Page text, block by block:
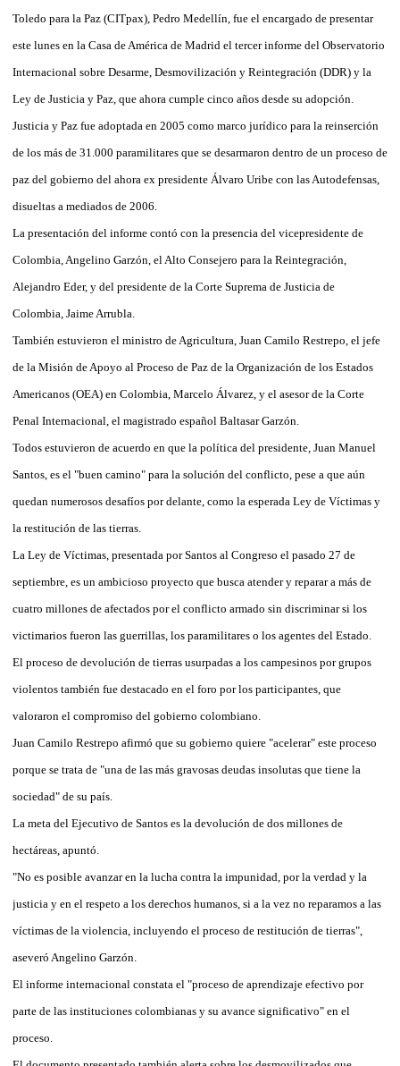
Toledo para la Paz (CITpax), Pedro Medellín, fue el encargado de presentar
este lunes en la Casa de América de Madrid el tercer informe del Observatorio
Internacional sobre Desarme, Desmovilización y Reintegración (DDR) y la
Ley de Justicia y Paz, que ahora cumple cinco años desde su adopción.
Justicia y Paz fue adoptada en 2005 como marco jurídico para la reinserción
de los más de 31.000 paramilitares que se desarmaron dentro de un proceso de
paz del gobierno del ahora ex presidente Álvaro Uribe con las Autodefensas,
disueltas a mediados de 2006.
La presentación del informe contó con la presencia del vicepresidente de
Colombia, Angelino Garzón, el Alto Consejero para la Reintegración,
Alejandro Eder, y del presidente de la Corte Suprema de Justicia de
Colombia, Jaime Arrubla.
También estuvieron el ministro de Agricultura, Juan Camilo Restrepo, el jefe
de la Misión de Apoyo al Proceso de Paz de la Organización de los Estados
Americanos (OEA) en Colombia, Marcelo Álvarez, y el asesor de la Corte
Penal Internacional, el magistrado español Baltasar Garzón.
Todos estuvieron de acuerdo en que la política del presidente, Juan Manuel
Santos, es el "buen camino" para la solución del conflicto, pese a que aún
quedan numerosos desafíos por delante, como la esperada Ley de Víctimas y
la restitución de las tierras.
La Ley de Víctimas, presentada por Santos al Congreso el pasado 27 de
septiembre, es un ambicioso proyecto que busca atender y reparar a más de
cuatro millones de afectados por el conflicto armado sin discriminar si los
victimarios fueron las guerrillas, los paramilitares o los agentes del Estado.
El proceso de devolución de tierras usurpadas a los campesinos por grupos
violentos también fue destacado en el foro por los participantes, que
valoraron el compromiso del gobierno colombiano.
Juan Camilo Restrepo afirmó que su gobierno quiere "acelerar" este proceso
porque se trata de "una de las más gravosas deudas insolutas que tiene la
sociedad" de su país.
La meta del Ejecutivo de Santos es la devolución de dos millones de
hectáreas, apuntó.
"No es posible avanzar en la lucha contra la impunidad, por la verdad y la
justicia y en el respeto a los derechos humanos, si a la vez no reparamos a las
víctimas de la violencia, incluyendo el proceso de restitución de tierras",
aseveró Angelino Garzón.
El informe internacional constata el "proceso de aprendizaje efectivo por
parte de las instituciones colombianas y su avance significativo" en el
proceso.